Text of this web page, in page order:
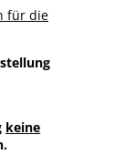
für die
keine